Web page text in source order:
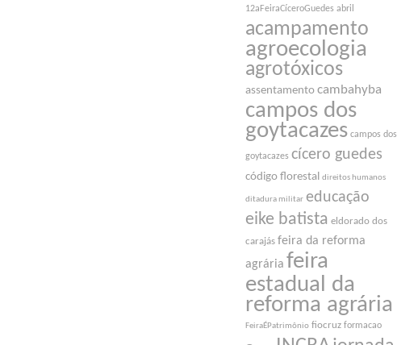
12aFeiraCíceroGuedes abril
acampamento
agroecologia
agrotóxicos
assentamento cambahyba
campos dos
goytacazes campos dos
goytacazes cícero guedes
código florestal direitos humanos
ditadura militar educação
eike batista eldorado dos
carajás feira da reforma
agrária feira
estadual da
reforma agrária
FeiraÉPatrimônio fiocruz formacao